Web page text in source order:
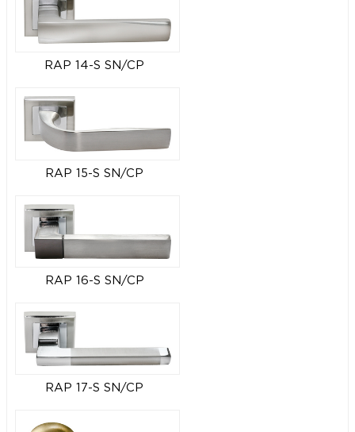
RAP 14-S SN/CP
RAP 15-S SN/CP
RAP 16-S SN/CP
RAP 17-S SN/CP